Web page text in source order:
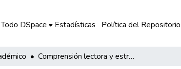
Todo DSpace Estadísticas Política del Repositorio
Comprensión lectora y estrategia de los mapas mentales con los estudiantes del IV ciclo de la institución educativa N° 50192 de k’enko